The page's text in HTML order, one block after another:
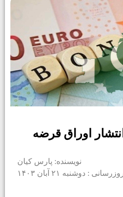
اوراق قرضه
نویسنده: پارس کیان
: دوشنبه ۲۱ آبان ۱۴۰۳